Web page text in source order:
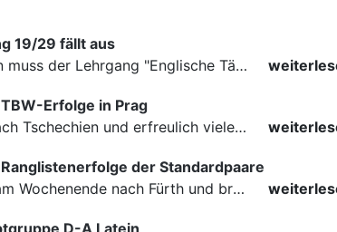
Im Vorjahr mussten die Landesmeisterschaften der S- und A-Klasse kombiniert werden. In diesem Jahr gab es für die S-Klasse ein eigenes Turnier mit einem Landesmeister aus Baden-Württemberg und einem…